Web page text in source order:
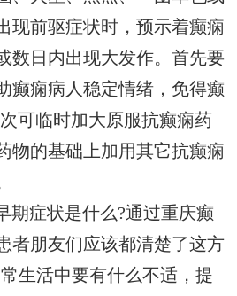
现前驱症状时，预示着癫痫
数日内出现大发作。首先要
癫痫病人稳定情绪，免得癫
可临时加大原服抗癫痫药
物的基础上加用其它抗癫痫
期症状是什么?通过重庆癫
者朋友们应该都清楚了这方
生活中要有什么不适，提